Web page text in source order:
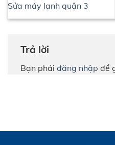
Sửa máy lạnh quận 3
Trả lời
Bạn phải đăng nhập để